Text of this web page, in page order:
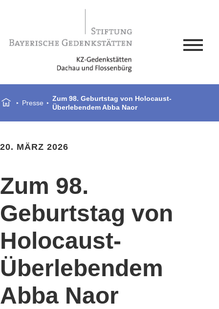
Presse
Zum 98. Geburtstag von Holocaust-
Überlebendem Abba Naor
20. MÄRZ 2026
Zum 98.
Geburtstag von
Holocaust-
Überlebendem
Abba Naor